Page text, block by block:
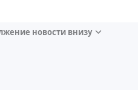
новости внизу